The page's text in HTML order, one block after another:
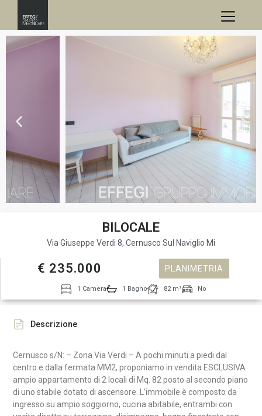
BILOCALE
Via Giuseppe Verdi 8, Cernusco Sul Naviglio Mi
€ 235.000 PLANIMETRIA
1 Camera 1 Bagno 82 m² No
Descrizione
Cernusco s/N: – Zona Via Verdi – A pochi minuti a piedi dal
centro e dalla fermata MM2, proponiamo in vendita ESCLUSIVA
ampio appartamento di 2 locali di Mq. 82 posto al secondo piano
di uno stabile dotato di ascensore. L’immobile è composto da
ingresso su ampio soggiorno, cucina abitabile, entrambi con